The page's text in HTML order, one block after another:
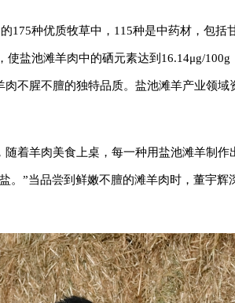
175种优质牧草中，115种是中药材，包
盐池滩羊肉中的硒元素达到16.14μg/
不腥不膻的独特品质。盐池滩羊产业领
着羊肉美食上桌，每一种用盐池滩羊制
。”当品尝到鲜嫩不膻的滩羊肉时，董宇